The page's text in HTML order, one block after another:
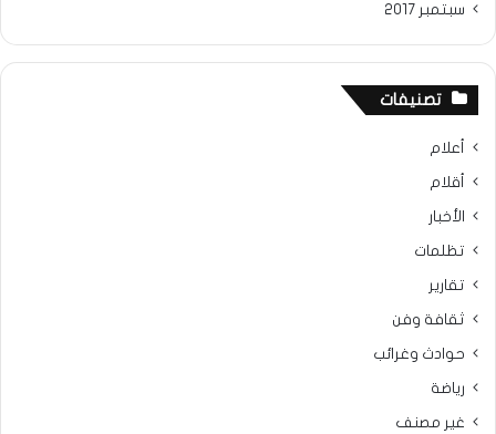
سبتمبر 2017
تصنيفات
أعلام
أقلام
الأخبار
تظلمات
تقارير
ثقافة وفن
حوادث وغرائب
رياضة
غير مصنف